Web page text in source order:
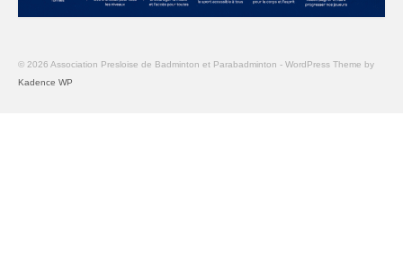
© 2026 Association Presloise de Badminton et Parabadminton - WordPress Theme by
Kadence WP